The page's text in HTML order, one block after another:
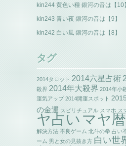
kin244 黄色い種 銀河の音は【10】
kin243 青い夜 銀河の音は【9】
kin242 白い風 銀河の音は【8】
タグ
2014タロット 2014六星占術
殺界 2014年大殺界 2014年小
運気アップ 2014開運スポット
の金運 スピリチュアル スマホ ス
ヤ占い マヤ暦
解決方法 不良ゲーム 北斗の拳 占い
ーム 男と女の見抜き方 白い世